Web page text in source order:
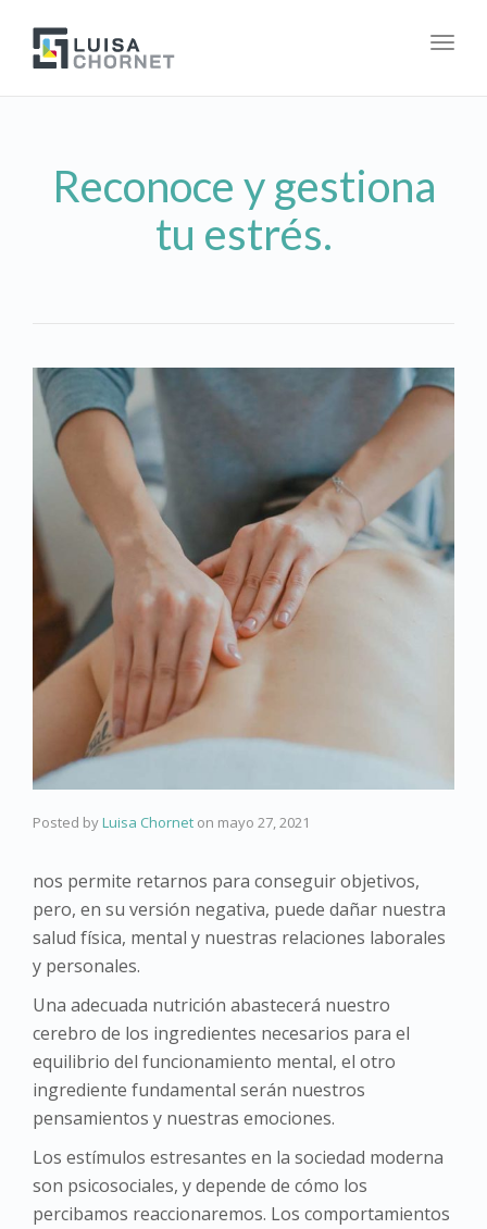
Reconoce y gestiona
tu estrés.
Posted byLuisa Chornet on mayo 27, 2021
nos permite retarnos para conseguir objetivos,
pero, en su versión negativa, puede dañar nuestra
salud física, mental y nuestras relaciones laborales
y personales.
Una adecuada nutrición abastecerá nuestro
cerebro de los ingredientes necesarios para el
equilibrio del funcionamiento mental, el otro
ingrediente fundamental serán nuestros
pensamientos y nuestras emociones.
Los estímulos estresantes en la sociedad moderna
son psicosociales, y depende de cómo los
percibamos reaccionaremos. Los comportamientos